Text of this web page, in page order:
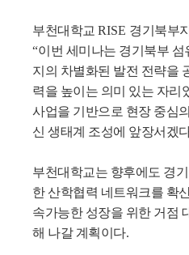
부천대학교 RISE 경기북부
“이번 세미나는 경기북부 섬
지의 차별화된 발전 전략을
력을 높이는 의미 있는 자리
사업을 기반으로 현장 중심
신 생태계 조성에 앞장서겠
부천대학교는 향후에도 경
한 산학협력 네트워크를 확
속가능한 성장을 위한 거점
해 나갈 계획이다.